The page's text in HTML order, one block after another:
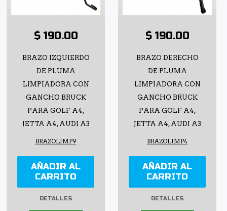
$ 190.00
BRAZO IZQUIERDO
DE PLUMA
LIMPIADORA CON
GANCHO BRUCK
PARA GOLF A4,
JETTA A4, AUDI A3
BRAZOLIMP9
AÑADIR AL
CARRITO
DETALLES
$ 190.00
BRAZO DERECHO
DE PLUMA
LIMPIADORA CON
GANCHO BRUCK
PARA GOLF A4,
JETTA A4, AUDI A3
BRAZOLIMP4
AÑADIR AL
CARRITO
DETALLES